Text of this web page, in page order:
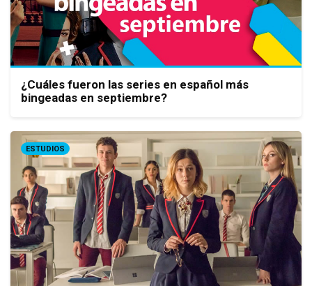
¿Cuáles fueron las series en español más
bingeadas en septiembre?
ESTUDIOS